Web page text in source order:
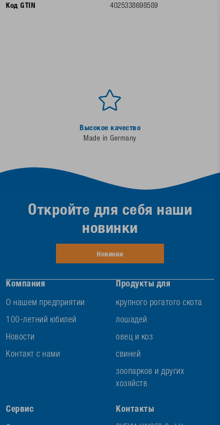
Код GTIN
4025338698589
Высокое качество
Made in Germany
Компания
О нашем предприятии
100-летний юбилей
Новости
Контакт с нами
Продукты для
крупного рогатого скота
лошадей
овец и коз
свиней
зоопарков и других
хозяйств
Сервис Контакты
Откройте для себя наши
новинки
Новинки